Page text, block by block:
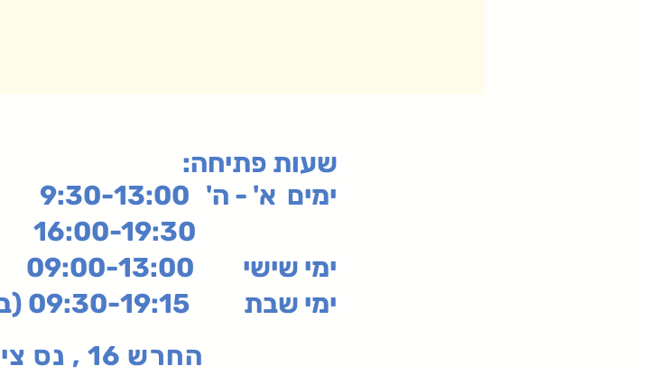
:שעות פתיחה
ימים א' - ה' 9:30-13:00
ימי שישי 09:00-13:00
ימי שבת 09:30-19:15 (בהזמנה מראש)
החרש 16 , נס ציונה